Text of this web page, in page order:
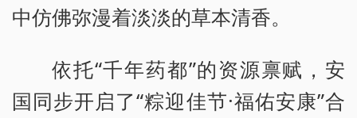
中仿佛弥漫着淡淡的草本清香。
依托“千年药都”的资源禀赋，安
国同步开启了“粽迎佳节·福佑安康”合